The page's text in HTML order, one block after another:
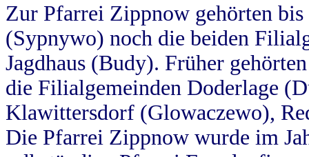
Zur Pfarrei Zippnow gehörten
(Sypnywo) noch die beiden
Jagdhaus (Budy). Früher
die Filialgemeinden Doderlage
Klawittersdorf (Glowaczewo),
Die Pfarrei Zippnow wurde im